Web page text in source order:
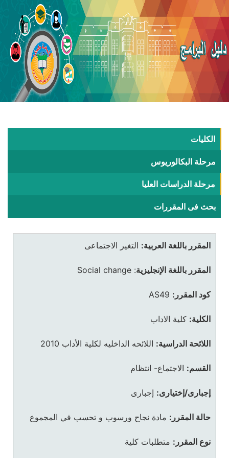
الكليات
مرحلة البكالوريوس
مرحلة الدراسات العليا
بحث فى المقررات
المقرر باللغة العربية: التغير الاجتماعى
المقرر باللغة الإنجليزية:
Social change
كود المقرر: AS49
الكلية: كلية الاداب
اللائحة الدراسية: اللائحه الداخليه لكلية الأداب 2010
القسم: الاجتماع- انتظام
إجبارى/إختيارى: إجبارى
حالة المقرر: مادة نجاح ورسوب و تحسب في المجموع
نوع المقرر: متطلبات كلية